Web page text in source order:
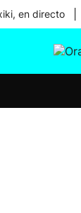
en directo